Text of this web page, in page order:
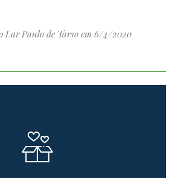
Lar Paulo de Tarso em 6/4/2020